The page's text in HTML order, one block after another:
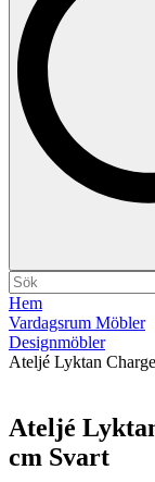
Hem
Vardagsrum Möbler
Designmöbler
Ateljé Lyktan
Ateljé
cm Svart